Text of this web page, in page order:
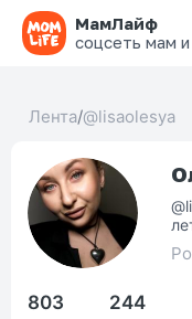
МамЛайф
соцсеть мам
Лента/@lisaolesya
803 244